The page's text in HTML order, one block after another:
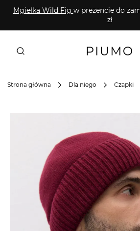
Mgiełka Wild Fig w prezencie do
zł
Strona główna Dla niego Czapki